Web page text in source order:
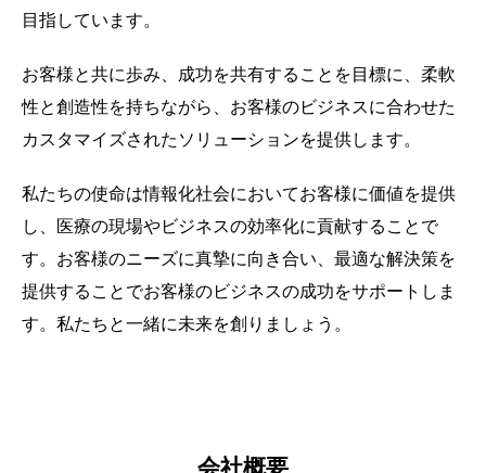
目指しています。
お客様と共に歩み、成功を共有することを目標に、柔軟
性と創造性を持ちながら、お客様のビジネスに合わせた
カスタマイズされたソリューションを提供します。
私たちの使命は情報化社会においてお客様に価値を提供
し、医療の現場やビジネスの効率化に貢献することで
す。お客様のニーズに真摯に向き合い、最適な解決策を
提供することでお客様のビジネスの成功をサポートしま
す。私たちと一緒に未来を創りましょう。
会社概要